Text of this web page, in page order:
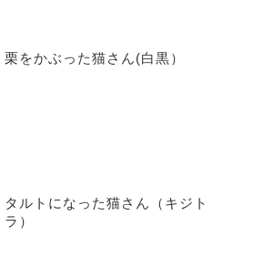
栗をかぶった猫さん(白黒）
タルトになった猫さん（キジト
ラ）